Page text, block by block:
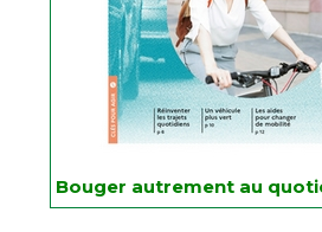
Bouger autrement au